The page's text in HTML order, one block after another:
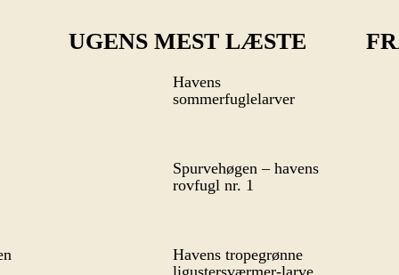
UGENS MEST LÆSTE
Havens
sommerfuglelarver
Spurvehøgen – havens
rovfugl nr. 1
Havens tropegrønne
ligustersværmer-larve